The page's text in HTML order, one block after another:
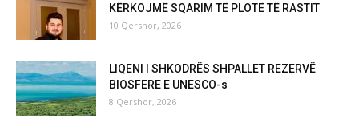
KËRKOJMË SQARIM TË PLOTË TË RASTIT
10 Qershor, 2026
LIQENI I SHKODRËS SHPALLET REZERVË
BIOSFERE E UNESCO-s
8 Qershor, 2026